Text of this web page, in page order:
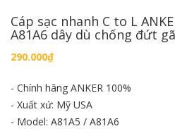
Cáp sạc nhanh C to L
A81A6 dây dù chống đứt
290.000₫
- Chính hãng ANKER 100%
- Xuất xứ: Mỹ USA
- Model: A81A5 / A81A6